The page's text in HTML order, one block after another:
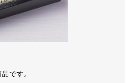
です。